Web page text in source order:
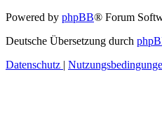
Powered by phpBB® Forum
Deutsche Übersetzung durch
Datenschutz |